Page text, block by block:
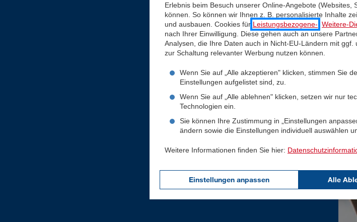
Erlebnis beim Besuch unserer Online-Angebote (Websites,
können. So können wir Ihnen z. B. personalisierte Inhalte
und ausbauen. Cookies für Leistungsbezogene- Weitere-
nach Ihrer Einwilligung. Diese gehen auch an unsere
Analysen, die Ihre Daten auch in Nicht-EU-Ländern mit
zur Schaltung relevanter Werbung nutzen können.
Wenn Sie auf „Alle akzeptieren" klicken, stimmen Sie
Einstellungen aufgelistet sind, zu.
Wenn Sie auf „Alle ablehnen" klicken, setzen wir nur
Technologien ein.
Sie können Ihre Zustimmung in „Einstellungen
ändern sowie die Einstellungen individuell auswählen
Weitere Informationen finden Sie hier:
Einstellungen anpassen Alle